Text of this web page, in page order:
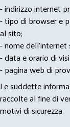
- indirizzo internet
- tipo di browser e
al sito;
- nome dell'internet
- data e orario di
- pagina web di
Le suddette
raccolte al fine di
motivi di sicurezza.